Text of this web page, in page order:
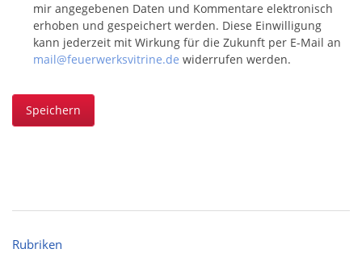
mir angegebenen Daten und Kommentare elektronisch
erhoben und gespeichert werden. Diese Einwilligung
kann jederzeit mit Wirkung für die Zukunft per E-Mail an
mail@feuerwerksvitrine.de widerrufen werden.
Speichern
Rubriken